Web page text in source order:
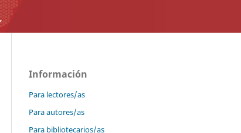
Información
Para lectores/as
Para autores/as
Para bibliotecarios/as